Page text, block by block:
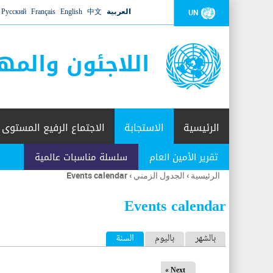
UN العربية 中文
English
Français
Русский
اللاجئون
الرئيسية الاستجابة
تقرير الأمين العام سلسلة مناسبات عالمية
الاجتماع الرفيع المستوى
أنت
هنا
الرئيسية › الجدول الزمني ›
Events calendar
Events calendar
ا بالشهر باليوم السنة (علامة التبويب النشطة)